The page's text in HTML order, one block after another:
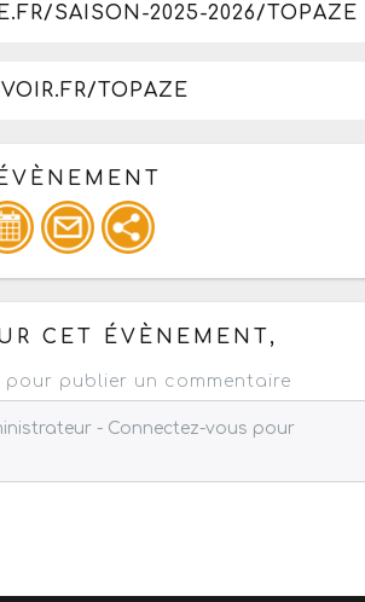
SAISON-2025-2026/TOPAZE
TOPAZE
: mail / forum / réseau social
CET ÉVÈNEMENT,
pour publier un commentaire